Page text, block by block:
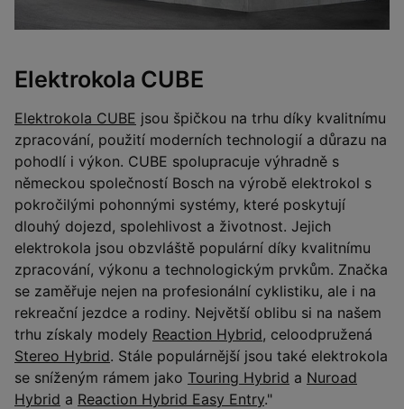
Elektrokola CUBE
Elektrokola CUBE jsou špičkou na trhu díky kvalitnímu
zpracování, použití moderních technologií a důrazu na
pohodlí i výkon. CUBE spolupracuje výhradně s
německou společností Bosch na výrobě elektrokol s
pokročilými pohonnými systémy, které poskytují
dlouhý dojezd, spolehlivost a životnost. Jejich
elektrokola jsou obzvláště populární díky kvalitnímu
zpracování, výkonu a technologickým prvkům. Značka
se zaměřuje nejen na profesionální cyklistiku, ale i na
rekreační jezdce a rodiny. Největší oblibu si na našem
trhu získaly modely Reaction Hybrid, celoodpružená
Stereo Hybrid. Stále populárnější jsou také elektrokola
se sníženým rámem jako Touring Hybrid a Nuroad
Hybrid a Reaction Hybrid Easy Entry."